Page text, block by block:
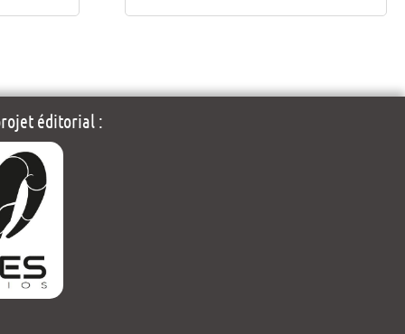
éditorial :